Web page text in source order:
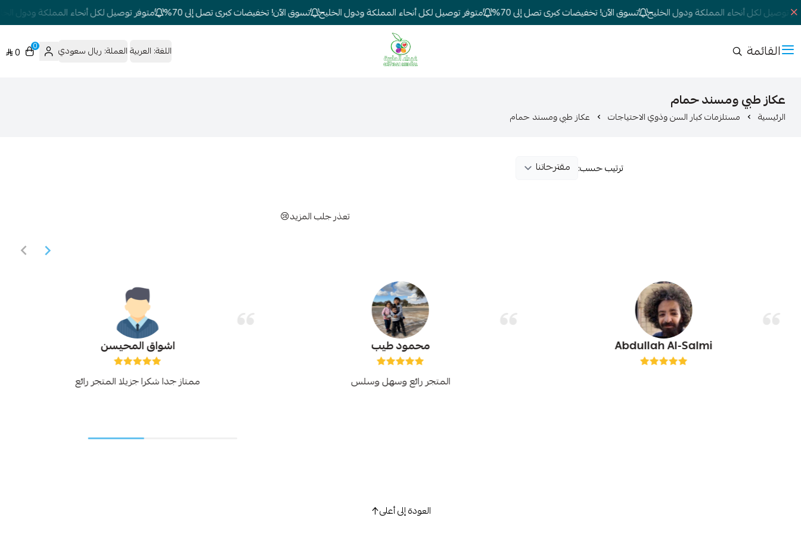
توصيل لكل أنحاء المملكة ودول الخليج تسوق الآن! تخفيضات كبرى تصل إلى 70% متوفر توصيل لكل أنحاء المملكة ودول الخليج تسوق الآن! تخفيضات كبرى تصل إلى 70% متوفر توصيل لكل أنحاء المملكة ودول
القائمة شركة غيداء المتطورة الطبية اللغة: العربيةالعملة: ريال سعودي 0
0
عكاز طبي ومسند حمام
الرئيسية مستلزمات كبار السن وذوي الاحتياجات عكاز طبي ومسند حمام
ترتيب حسب:
تعذر جلب المزيد😢
Abdullah Al-Salmi محمود طيب
المتجر رائع وسهل وسلس
اشواق المحيسن
ممتاز جدا شكرا جزيلا المتجر رائع
العودة إلى أعلى